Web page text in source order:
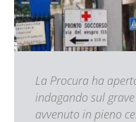
La Procura ha
indagando sul
avvenuto in pieno